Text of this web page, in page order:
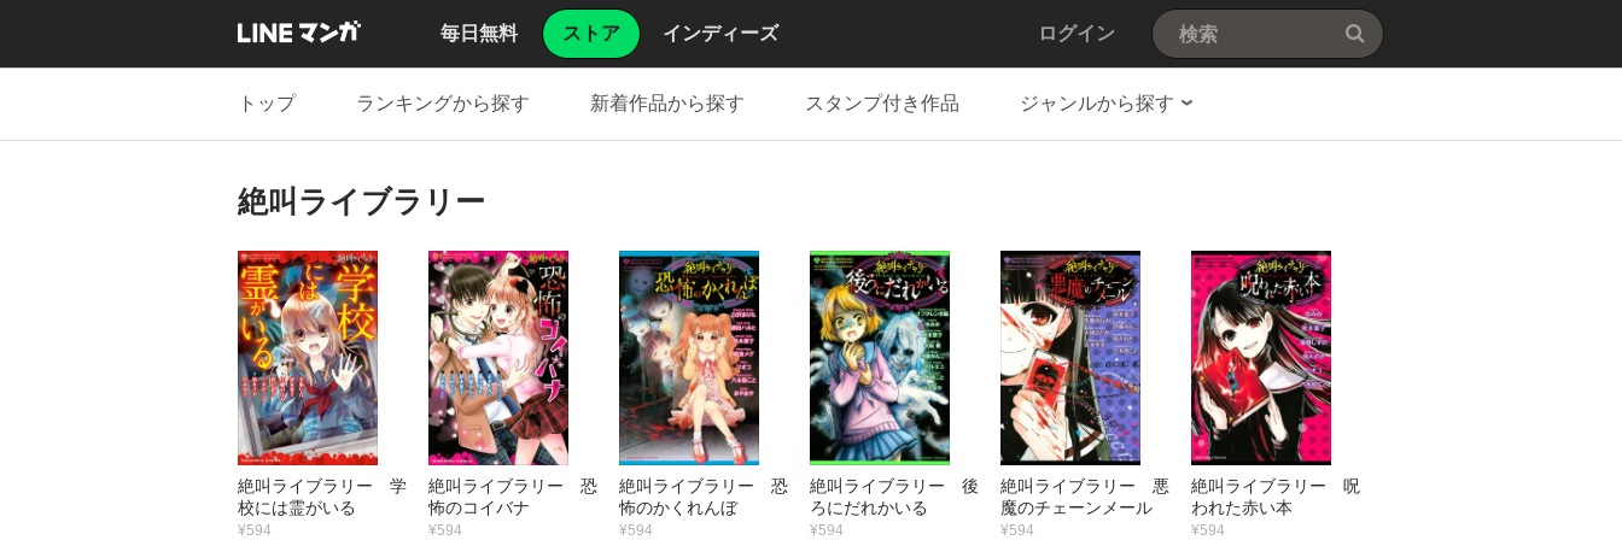
毎日無料 ストア インディーズ ログイン
トップ ランキングから探す 新着作品から探す スタンプ付き作品 ジャンルから探す
絶叫ライブラリー
絶叫ライブラリー 学
校には霊がいる
¥594
絶叫ライブラリー 恐
怖のコイバナ
¥594
絶叫ライブラリー 恐
怖のかくれんぼ
¥594
絶叫ライブラリー 後
ろにだれかいる
¥594
絶叫ライブラリー 悪
魔のチェーンメール
¥594
絶叫ライブラリー 呪
われた赤い本
¥594